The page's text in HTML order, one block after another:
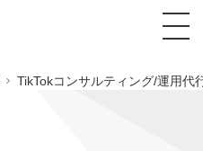
TikTokコンサルティング/運用代